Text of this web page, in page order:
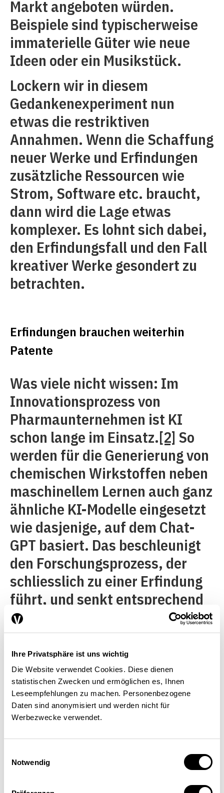
Ihre Privatsphäre ist uns wichtig
Die Website verwendet Cookies. Diese dienen
statistischen Zwecken und ermöglichen es, Ihnen
Leseempfehlungen zu machen. Personenbezogene
Daten sind anonymisiert und werden nicht für
Werbezwecke verwendet.
Notwendig
Markt angeboten würden.
Beispiele sind typischerweise
immaterielle Güter wie neue
Ideen oder ein Musikstück.
Lockern wir in diesem
Gedankenexperiment nun
etwas die restriktiven
Annahmen. Wenn die Schaffung
neuer Werke und Erfindungen
zusätzliche Ressourcen wie
Strom, Software etc. braucht,
dann wird die Lage etwas
komplexer. Es lohnt sich dabei,
den Erfindungsfall und den Fall
kreativer Werke gesondert zu
betrachten.
Erfindungen brauchen weiterhin
Patente
Was viele nicht wissen: Im
Innovationsprozess von
Pharmaunternehmen ist KI
schon lange im Einsatz.[2] So
werden für die Generierung von
chemischen Wirkstoffen neben
maschinellem Lernen auch ganz
ähnliche KI-Modelle eingesetzt
wie dasjenige, auf dem Chat-
GPT basiert. Das beschleunigt
den Forschungsprozess, der
schliesslich zu einer Erfindung
führt, und senkt entsprechend
die Entstehungskosten.
[3]Der
Weg einer neuen, KI-
generierten Substanz, bis sie
als neues Medikament auf dem
Markt zu kaufen ist, ist aber
weiterhin langwierig und
kostspielig. Diese
Entwicklungs- und
Zulassungskosten wird ein